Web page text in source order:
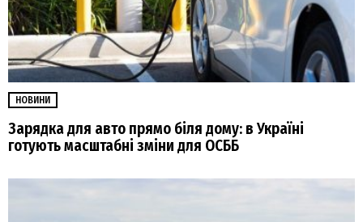
НОВИНИ
Зарядка для авто прямо біля дому: в Україні
готують масштабні зміни для ОСББ